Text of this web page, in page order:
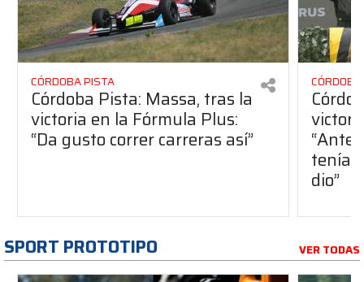
CÓRDOBA PISTA
Córdoba Pista: Massa, tras la
victoria en la Fórmula Plus:
“Da gusto correr carreras así”
dio”
SPORT PROTOTIPO VER TODAS